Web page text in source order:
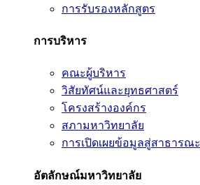
การรับรองหลักสูตร
การบริหาร
คณะผู้บริหาร
วิสัยทัศน์และยุทธศาสตร์
โครงสร้างองค์กร
สภามหาวิทยาลัย
การเปิดเผยข้อมูลสู่สาธารณะ
อัตลักษณ์มหาวิทยาลัย